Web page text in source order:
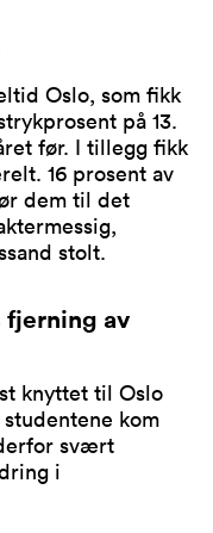
Oslo, som fikk
på 13.
før. I tillegg fikk
16 prosent av
dem til det
stolt.
av
knyttet til Oslo
kom
svært
i